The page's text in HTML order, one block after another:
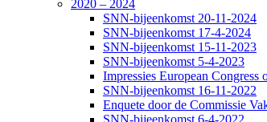
2020 – 2024
SNN-bijeenkomst 20-11-2024
SNN-bijeenkomst 17-4-2024
SNN-bijeenkomst 15-11-2023
SNN-bijeenkomst 5-4-2023
Impressies European
SNN-bijeenkomst 16-11-2022
Enquete door de Commissie
SNN-bijeenkomst 6-4-2022